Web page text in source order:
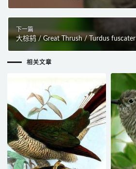
下一篇
大棕鸫 / Great Thrush / Turdus fuscater
相关文章